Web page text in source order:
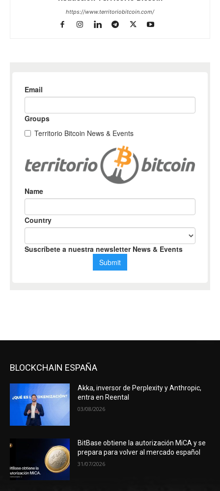
https://www.territoriobitcoin.com/
BLOCKCHAIN ESPAÑA
Akka, inversor de Perplexity y Anthropic,
entra en Reental
03/08/2026
BitBase obtiene la autorización MiCA y se
prepara para volver al mercado español
31/07/2026